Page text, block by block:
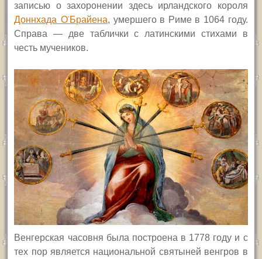
записью о захоронении здесь ирландского короля
Доннхада О’Брайена, умершего в Риме в 1064 году.
Справа — две таблички с латинскими стихами в
честь мучеников.
Венгерская часовня была построена в 1778 году и с
тех пор является национальной святыней венгров в